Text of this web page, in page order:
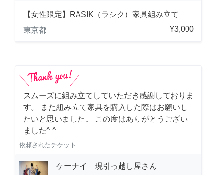
【女性限定】RASIK（ラシク）家具組み立て
東京都
¥3,000
スムーズに組み立てしていただき感謝しておりま
す。 また組み立て家具を購入した際はお願いし
たいと思いました。 この度はありがとうござい
ました^ ^
依頼されたチケット
ケーナイ 現引っ越し屋さん